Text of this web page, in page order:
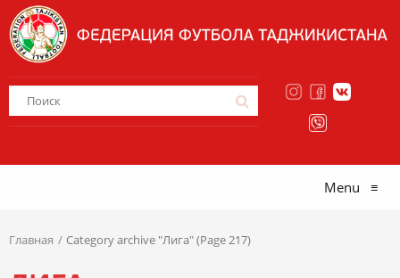
Menu ≡
Главная Category archive "Лига" (Page 217)